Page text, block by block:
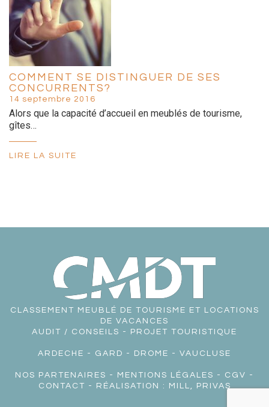
COMMENT SE DISTINGUER DE SES
CONCURRENTS?
14 septembre 2016
Alors que la capacité d’accueil en meublés de tourisme,
gîtes…
LIRE LA SUITE
CLASSEMENT MEUBLÉ DE TOURISME ET LOCATIONS
DE VACANCES
AUDIT / CONSEILS - PROJET TOURISTIQUE
ARDECHE - GARD - DROME - VAUCLUSE
NOS PARTENAIRES - MENTIONS LÉGALES - CGV -
CONTACT - RÉALISATION : MILL, PRIVAS